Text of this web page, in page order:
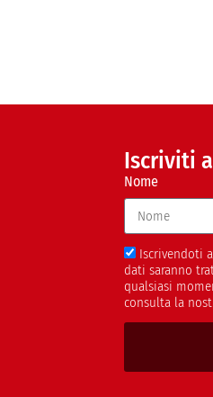
Iscriviti
Nome
Iscrivendoti
dati saranno
qualsiasi
consulta la